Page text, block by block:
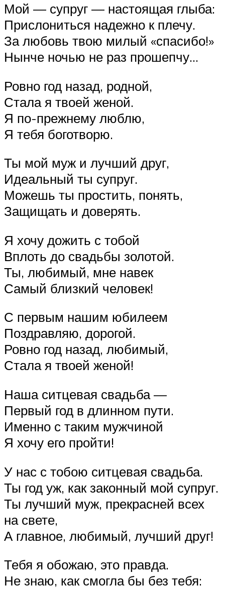
Мой — супруг — настоящая глыба:
Прислониться надежно к плечу.
За любовь твою милый «спасибо!»
Нынче ночью не раз прошепчу…
Ровно год назад, родной,
Стала я твоей женой.
Я по-прежнему люблю,
Я тебя боготворю.
Ты мой муж и лучший друг,
Идеальный ты супруг.
Можешь ты простить, понять,
Защищать и доверять.
Я хочу дожить с тобой
Вплоть до свадьбы золотой.
Ты, любимый, мне навек
Самый близкий человек!
С первым нашим юбилеем
Поздравляю, дорогой.
Ровно год назад, любимый,
Стала я твоей женой!
Наша ситцевая свадьба —
Первый год в длинном пути.
Именно с таким мужчиной
Я хочу его пройти!
У нас с тобою ситцевая свадьба.
Ты год уж, как законный мой супруг.
Ты лучший муж, прекрасней всех
на свете,
А главное, любимый, лучший друг!
Тебя я обожаю, это правда.
Не знаю, как смогла бы без тебя: